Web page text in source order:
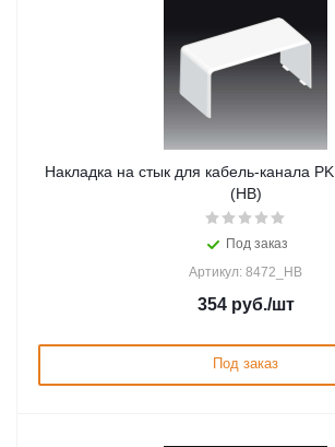
Накладка на стык для кабель-канала
(HB)
Под заказ
Артикул: 8472_HB
354руб./шт
Под заказ